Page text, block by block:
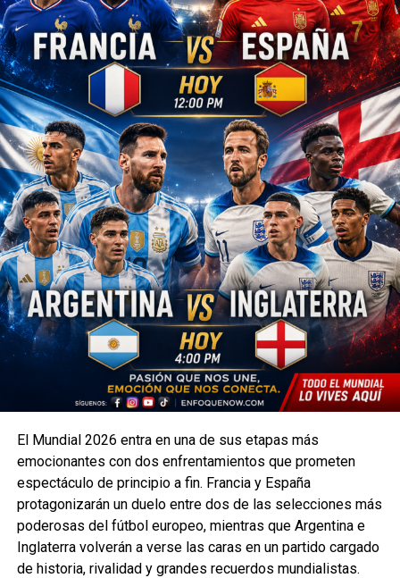
que suceden a nivel local e internacional.
El Mundial 2026 entra en una de sus etapas más
emocionantes con dos enfrentamientos que prometen
espectáculo de principio a fin. Francia y España
protagonizarán un duelo entre dos de las selecciones más
poderosas del fútbol europeo, mientras que Argentina e
Inglaterra volverán a verse las caras en un partido cargado
de historia, rivalidad y grandes recuerdos mundialistas.